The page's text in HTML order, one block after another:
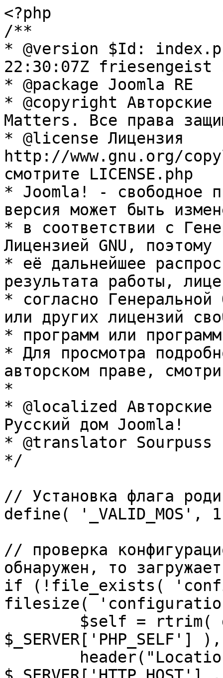
<?php
/**
* @version $Id:
22:30:07Z friesengeist
* @package Joomla RE
* @copyright Авторские
Matters. Все права
* @license Лицензия
http://www.gnu.org/
смотрите LICENSE.php
* Joomla! - свободное
версия может быть
* в соответствии с
Лицензией GNU, поэтому
* её дальнейшее
результата работы,
* согласно Генеральной
или других лицензий
* программ или
* Для просмотра
авторском праве,
*
* @localized Авторские
Русский дом Joomla!
* @translator Sourpuss
*/
// Установка флага
define( '_VALID_MOS',
// проверка
обнаружен, то
if (!file_exists(
filesize(